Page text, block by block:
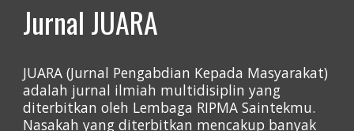
Jurnal JUARA
JUARA (Jurnal Pengabdian Kepada Masyarakat)
adalah jurnal ilmiah multidisiplin yang
diterbitkan oleh Lembaga RIPMA Saintekmu.
Nasakah yang diterbitkan mencakup banyak